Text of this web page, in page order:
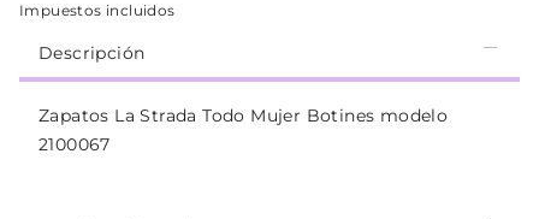
Impuestos incluidos
Descripción
Zapatos La Strada Todo Mujer Botines modelo
2100067